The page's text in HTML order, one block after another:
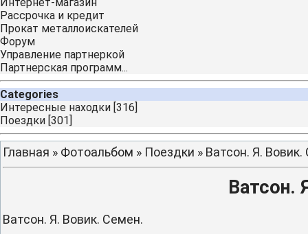
Рассрочка и кредит
Прокат металлоискателей
Форум
Управление партнеркой
Партнерская программ...
Categories
Интересные находки [316]
Поездки [301]
Главная » Фотоальбом » Поездки » Ватсон. Я.
Ватсон.
Ватсон. Я. Вовик. Семен.